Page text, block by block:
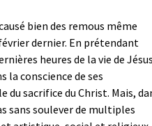
bien des remous même
dernier. En prétendant
heures de la vie de
la conscience de ses
sacrifice du Christ. Mais,
sans soulever de multiples